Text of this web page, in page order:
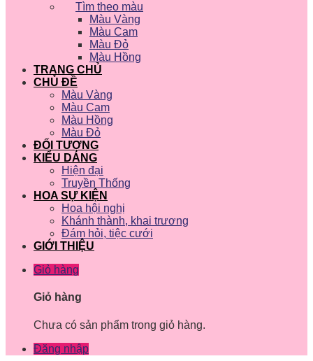
Tìm theo màu
Màu Vàng
Màu Cam
Màu Đỏ
Màu Hồng
TRANG CHỦ
CHỦ ĐỀ
Màu Vàng
Màu Cam
Màu Hồng
Màu Đỏ
ĐỐI TƯỢNG
KIỂU DÁNG
Hiện đại
Truyền Thống
HOA SỰ KIỆN
Hoa hội nghị
Khánh thành, khai trương
Đám hỏi, tiệc cưới
GIỚI THIỆU
Giỏ hàng
Giỏ hàng
Chưa có sản phẩm trong giỏ hàng.
Đăng nhập